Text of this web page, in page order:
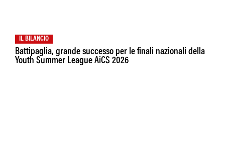
IL BILANCIO
Battipaglia, grande successo per le finali nazionali della
Youth Summer League AiCS 2026